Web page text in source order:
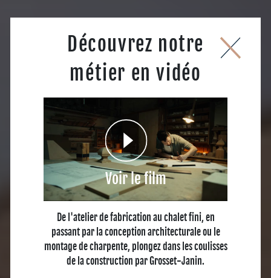
Découvrez notre
métier en vidéo
Voir le film
De l'atelier de fabrication au chalet fini, en
passant par la conception architecturale ou le
montage de charpente, plongez dans les coulisses
de la construction par Grosset-Janin.